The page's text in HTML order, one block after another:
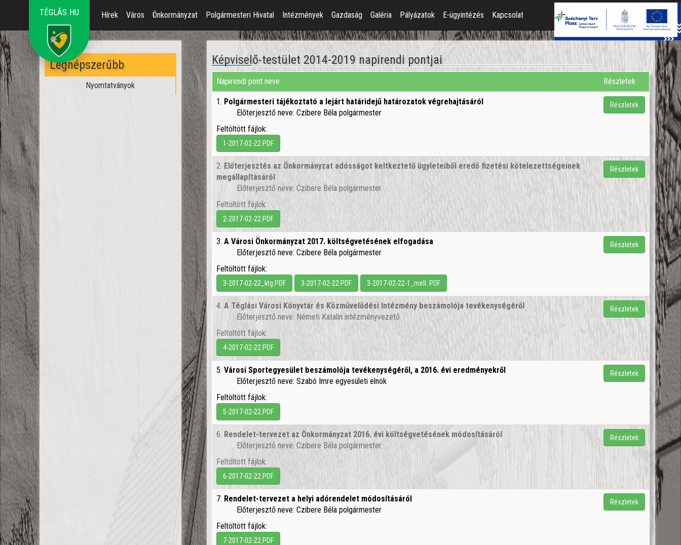
TÉGLÁS.HU Hírek Város Önkormányzat Polgármesteri Hivatal Intézmények Gazdaság Galéria Pályázatok E-ügyintézés Kapcsolat
Legnépszerűbb
Nyomtatványok
Képviselő-testület 2014-2019 napirendi pontjai
Napirendi pont neve Részletek
1. Polgármesteri tájékoztató a lejárt határidejű határozatok végrehajtásáról
Előterjesztő neve: Czibere Béla polgármester
Feltöltött fájlok:
1-2017-02-22.PDF
Részletek
2. Előterjesztés az Önkormányzat adósságot keltkeztető ügyleteiből eredő fizetési kötelezettségeinek
megállapításáról
Előterjesztő neve: Czibere Béla polgármester
Feltöltött fájlok:
2-2017-02-22.PDF
Részletek
3.A Városi Önkormányzat 2017. költségvetésének elfogadása
Előterjesztő neve: Czibere Béla polgármester
Feltöltött fájlok:
3-2017-02-22_ktg.PDF 3-2017-02-22.PDF 3-2017-02-22-1_mell..PDF
Részletek
4.A Téglási Városi Könyvtár és Közművelődési Intézmény beszámolója tevékenységéről
Előterjesztő neve: Németi Katalin intézményvezető
Feltöltött fájlok:
4-2017-02-22.PDF
Részletek
5.Városi Sportegyesület beszámolója tevékenységéről, a 2016. évi eredményekről
Előterjesztő neve: Szabó Imre egyesületi elnök
Feltöltött fájlok:
5-2017-02-22.PDF
Részletek
6. Rendelet-tervezet az Önkormányzat 2016. évi költségvetésének módosításáról
Előterjesztő neve: Czibere Béla polgármester
Feltöltött fájlok:
6-2017-02-22.PDF
Részletek
7. Rendelet-tervezet a helyi adórendelet módosításáról
Előterjesztő neve: Czibere Béla polgármester
Feltöltött fájlok:
7-2017-02-22.PDF
Részletek